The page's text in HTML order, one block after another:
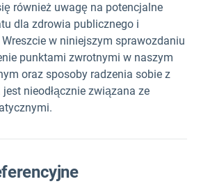
również uwagę na potencjalne
dla zdrowia publicznego i
w niniejszym sprawozdaniu
punktami zwrotnymi w naszym
oraz sposoby radzenia sobie z
nieodłącznie związana ze